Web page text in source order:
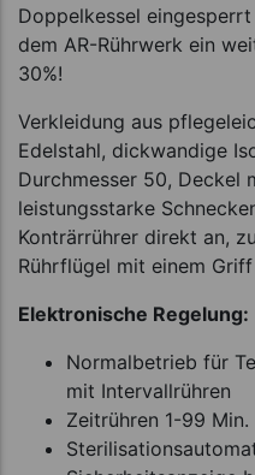
Doppelkessel
dem AR-Rührwerk ein
30%!
Verkleidung aus
Edelstahl, dickwandige
Durchmesser 50, Deckel
leistungsstarke
Konträrrührer direkt an,
Rührflügel mit einem
Elektronische Regelung:
Normalbetrieb für
mit Intervallrühren
Zeitrühren 1-99 Min.